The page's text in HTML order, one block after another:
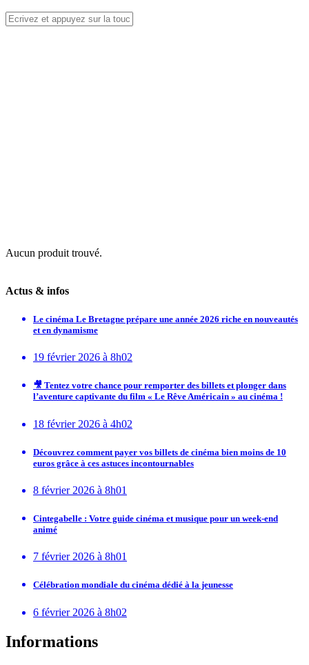
Aucun produit trouvé.
Actus & infos
Le cinéma Le Bretagne prépare une année 2026 riche en nouveautés
et en dynamisme
19 février 2026 à 8h02
🎥 Tentez votre chance pour remporter des billets et plonger dans
l’aventure captivante du film « Le Rêve Américain » au cinéma !
18 février 2026 à 4h02
Découvrez comment payer vos billets de cinéma bien moins de 10
euros grâce à ces astuces incontournables
8 février 2026 à 8h01
Cintegabelle : Votre guide cinéma et musique pour un week-end
animé
7 février 2026 à 8h01
Célébration mondiale du cinéma dédié à la jeunesse
6 février 2026 à 8h02
Informations